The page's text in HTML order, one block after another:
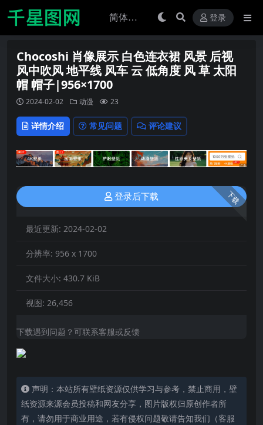
登录
Chocoshi 肖像展示 白色连衣裙 风景 后视
风中吹风 地平线 风车 云 低角度 风 草 太阳
帽 帽子|956×1700
2024-02-02 动漫 23
详情介绍 常见问题 评论建议
下载
登录后下载
最近更新: 2024-02-02
分辨率: 956 x 1700
文件大小: 430.7 KiB
视图: 26,456
下载遇到问题？可联系客服或反馈
声明：本站所有壁纸资源仅供学习与参考，禁止商用，壁
纸资源来源会员投稿和网友分享，图片版权归原创作者所
有，请勿用于商业用途，若有侵权问题敬请告知我们（客服